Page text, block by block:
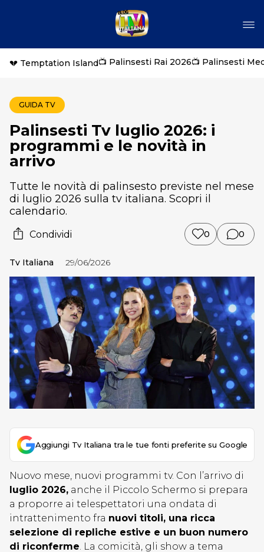
💔 Temptation Island📺 Palinsesti Rai 2026📺 Palinsesti
GUIDA TV
Palinsesti Tv luglio 2026: i
programmi e le novità in
arrivo
Tutte le novità di palinsesto previste nel mese
di luglio 2026 sulla tv italiana. Scopri il
calendario.
Condividi 0 0
Tv Italiana 29/06/2026
Aggiungi Tv Italiana tra le tue fonti preferite su Google
Nuovo mese, nuovi programmi tv. Con l’arrivo di
luglio 2026, anche il Piccolo Schermo si prepara
a proporre ai telespettatori una ondata di
intrattenimento fra nuovi titoli, una ricca
selezione di repliche estive e un buon numero
di riconferme. La comicità, gli show a tema